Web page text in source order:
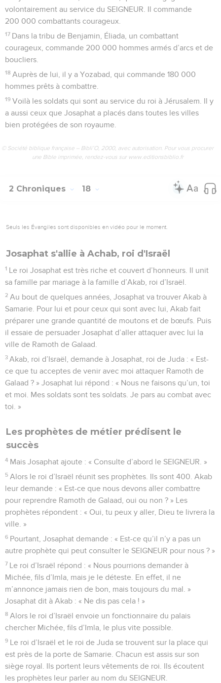
volontairement au service du SEIGNEUR. Il commande
200 000 combattants courageux.
17 Dans la tribu de Benjamin, Éliada, un combattant
courageux, commande 200 000 hommes armés d’arcs et de
boucliers.
18 Auprès de lui, il y a Yozabad, qui commande 180 000
hommes prêts à combattre.
19 Voilà les soldats qui sont au service du roi à Jérusalem. Il y
a aussi ceux que Josaphat a placés dans toutes les villes
bien protégées de son royaume.
© Société biblique française – Bibli’O, 2000, avec autorisation. Pour vous procurer
une Bible imprimée, rendez-vous sur www.editionsbiblio.fr
2 Chroniques 18
Seuls les Évangiles sont disponibles en vidéo pour le moment.
Josaphat s'allie à Achab, roi d'Israël
1 Le roi Josaphat est très riche et couvert d’honneurs. Il unit
sa famille par mariage à la famille d’Akab, roi d’Israël.
2 Au bout de quelques années, Josaphat va trouver Akab à
Samarie. Pour lui et pour ceux qui sont avec lui, Akab fait
préparer une grande quantité de moutons et de bœufs. Puis
il essaie de persuader Josaphat d’aller attaquer avec lui la
ville de Ramoth de Galaad.
3 Akab, roi d’Israël, demande à Josaphat, roi de Juda : « Est-
ce que tu acceptes de venir avec moi attaquer Ramoth de
Galaad ? » Josaphat lui répond : « Nous ne faisons qu’un, toi
et moi. Mes soldats sont tes soldats. Je pars au combat avec
toi. »
Les prophètes de métier prédisent le
succès
4 Mais Josaphat ajoute : « Consulte d’abord le SEIGNEUR. »
5 Alors le roi d’Israël réunit ses prophètes. Ils sont 400. Akab
leur demande : « Est-ce que nous devons aller combattre
pour reprendre Ramoth de Galaad, oui ou non ? » Les
prophètes répondent : « Oui, tu peux y aller, Dieu te livrera la
ville. »
6 Pourtant, Josaphat demande : « Est-ce qu’il n’y a pas un
autre prophète qui peut consulter le SEIGNEUR pour nous ? »
7 Le roi d’Israël répond : « Nous pourrions demander à
Michée, fils d’Imla, mais je le déteste. En effet, il ne
m’annonce jamais rien de bon, mais toujours du mal. »
Josaphat dit à Akab : « Ne dis pas cela ! »
8 Alors le roi d’Israël envoie un fonctionnaire du palais
chercher Michée, fils d’Imla, le plus vite possible.
9 Le roi d’Israël et le roi de Juda se trouvent sur la place qui
est près de la porte de Samarie. Chacun est assis sur son
siège royal. Ils portent leurs vêtements de roi. Ils écoutent
les prophètes leur parler au nom du SEIGNEUR.